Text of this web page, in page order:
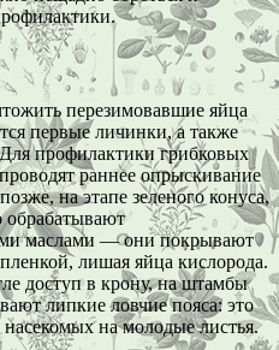
перезимовавшие яйца
первые личинки, а также
профилактики грибковых
раннее опрыскивание
на этапе зеленого конуса,
обрабатывают
маслами — они покрывают
лишая яйца кислорода.
доступ в крону, на штамбы
липкие ловчие пояса: это
на молодые листья.